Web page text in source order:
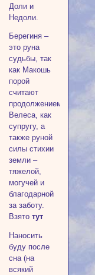
Доли и
Недоли.
Берегиня –
это руна
судьбы, так
как Макошь
порой
считают
продолжением
Велеса, как
супругу, а
также руной
силы стихии
земли –
тяжелой,
могучей и
благодарной
за заботу.
Взято тут
Наносить
буду после
сна (на
всякий